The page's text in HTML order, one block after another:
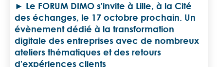
Le FORUM DIMO s'invite à Lille, à la Cité
des échanges, le 17 octobre prochain. Un
évènement dédié à la transformation
digitale des entreprises avec de nombreux
ateliers thématiques et des retours
d'expériences clients